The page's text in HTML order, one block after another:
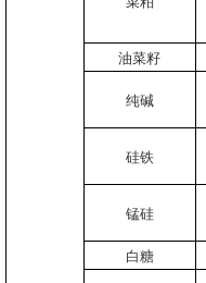
油菜籽
纯碱
硅铁
锰硅
白糖